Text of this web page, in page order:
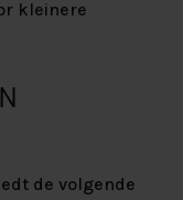
kleinere
de volgende